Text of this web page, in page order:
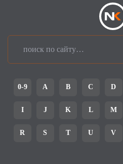
0-9 A B C D
I J K L M
R S T U V